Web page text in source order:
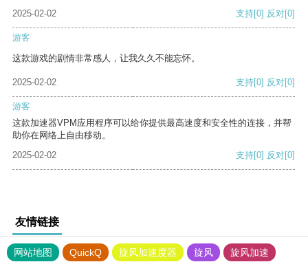
2025-02-02
支持[0] 反对[0]
游客
这款游戏的剧情非常感人，让我久久不能忘怀。
2025-02-02 支持[0] 反对[0]
游客
这款加速器VPM应用程序可以给你提供最高速度和安全性的连接，并帮
助你在网络上自由移动。
2025-02-02
支持[0] 反对[0]
友情链接
网站地图 QuickQ 旋风加速度器 旋风 旋风加速